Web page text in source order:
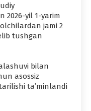
2026-yil 1-yarim
jami 2
tushgan
bilan
asossiz
ta’minlandi